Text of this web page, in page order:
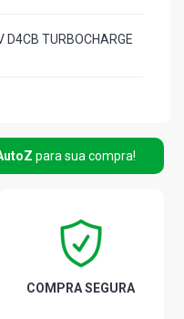
D4CB TURBOCHARGE
para sua compra!
COMPRA SEGURA